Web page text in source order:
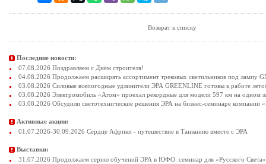
Возврат к списку
Последние новости:
07.08.2026 Поздравляем с Днём строителя!
04.08.2026 Продолжаем расширять ассортимент трековых светильников под лампу
03.08.2026 Силовые всепогодные удлинители ЭРА GREENLINE готовы к работе
03.08.2026 Электромобиль «Атом» проехал рекордные для модели 597 км на одном
03.08.2026 Обсудили светотехнические решения ЭРА на бизнес-семинаре компании
Активные акции:
01.07.2026-30.09.2026 Сердце Африки - путешествие в Танзанию вместе с ЭРА
Выставки:
31.07.2026 Продолжаем серию обучений ЭРА в ЮФО: семинар для «Русского Света»